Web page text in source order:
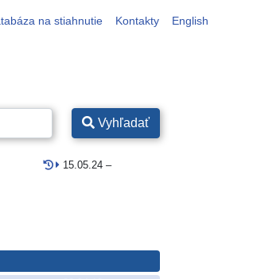
na stiahnutie Kontakty English
Vyhľadať
15.05.24 –